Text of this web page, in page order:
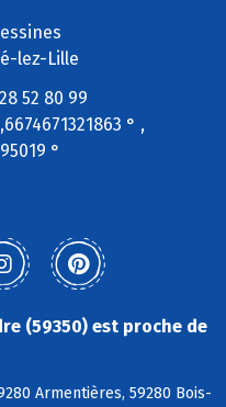
lez-Lille
52 80 99
° ,
°
(59350) est proche de
Armentières, 59280 Bois-